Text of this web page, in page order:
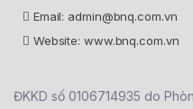
Email: admin@bnq.com.vn
Website: www.bnq.com.vn
ĐKKD số 0106714935 do